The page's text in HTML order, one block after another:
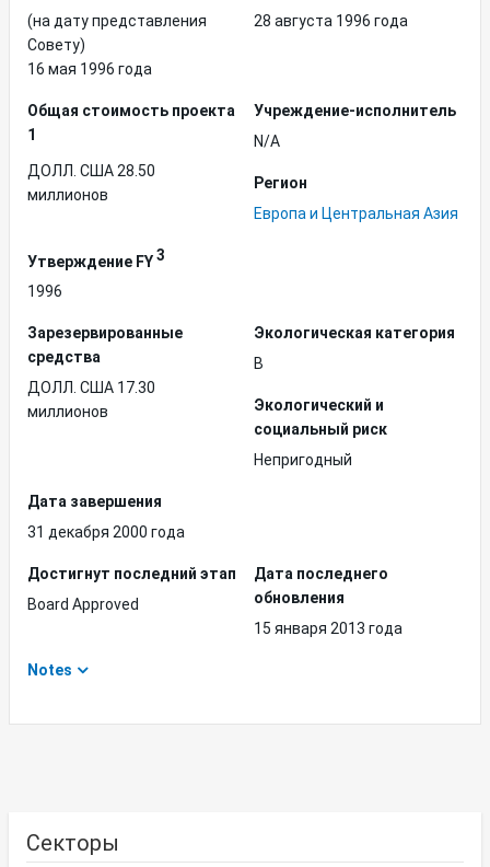
(на дату представления
Совету)
16 мая 1996 года
28 августа 1996 года
Общая стоимость проекта
1
ДОЛЛ. США 28.50
миллионов
Учреждение-исполнитель
N/A
Регион
Европа и Центральная Азия
Утверждение FY3
1996
Зарезервированные
средства
ДОЛЛ. США 17.30
миллионов
Экологическая категория
B
Экологический и
социальный риск
Непригодный
Дата завершения
31 декабря 2000 года
Достигнут последний этап
Board Approved
Дата последнего
обновления
15 января 2013 года
Notes
Секторы